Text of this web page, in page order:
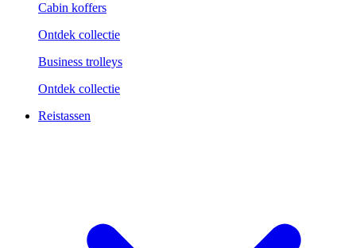
Cabin koffers
Ontdek collectie
Business trolleys
Ontdek collectie
Reistassen